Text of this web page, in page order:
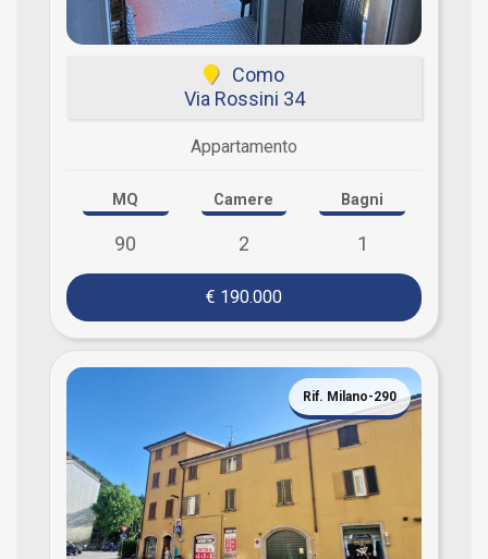
Como
Via Rossini 34
Appartamento
MQ
90
Camere
2
Bagni
1
€ 190.000
Rif. Milano-290